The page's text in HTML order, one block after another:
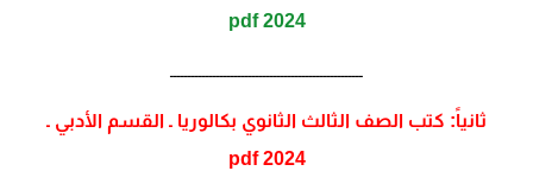
2024 pdf
ــــــــــــــــــــــــــــــــــــــــــــــــــــــ
ثانياً: كتب الصف الثالث الثانوي بكالوريا ـ القسم الأدبي ـ
2024 pdf